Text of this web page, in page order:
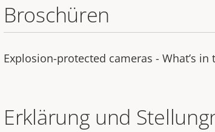
Broschüren
Explosion-protected cameras - What’s
Erklärung und